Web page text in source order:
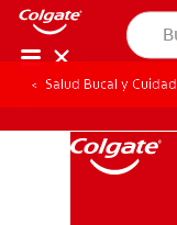
Salud Bucal y